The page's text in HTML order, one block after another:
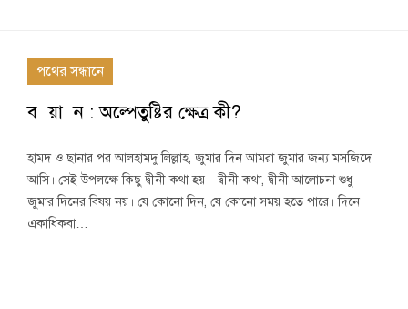
পথের সন্ধানে
ব য়া ন : অল্পেতুষ্টির ক্ষেত্র কী?
হামদ ও ছানার পর আলহামদু লিল্লাহ, জুমার দিন আমরা জুমার জন্য মসজিদে
আসি। সেই উপলক্ষে কিছু দ্বীনী কথা হয়। দ্বীনী কথা, দ্বীনী আলোচনা শুধু
জুমার দিনের বিষয় নয়। যে কোনো দিন, যে কোনো সময় হতে পারে। দিনে
একাধিকবা…